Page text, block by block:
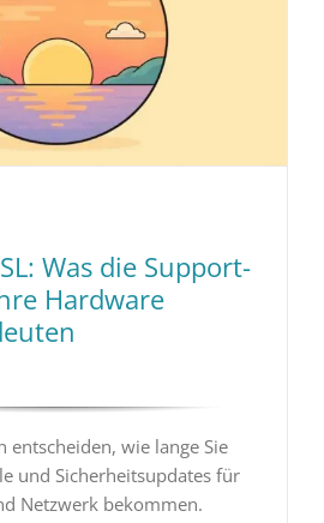
Was die Support-
Hardware
entscheiden, wie lange Sie
und Sicherheitsupdates für
Netzwerk bekommen.